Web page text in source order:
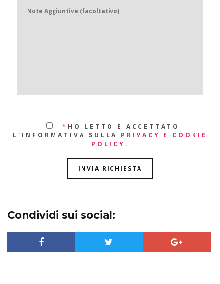
* HO LETTO E ACCETTATO
L'INFORMATIVA SULLA PRIVACY E COOKIE
POLICY .
Condividi sui social: